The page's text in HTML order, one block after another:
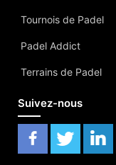
Tournois de Padel
Padel Addict
Terrains de Padel
Suivez-nous